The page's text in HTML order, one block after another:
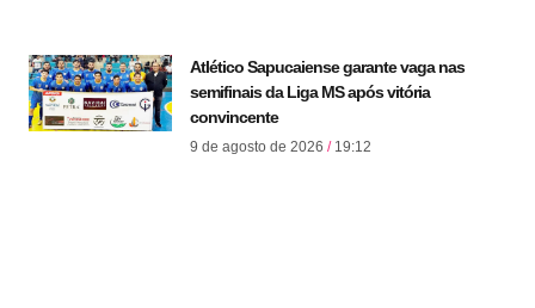
Atlético Sapucaiense garante vaga nas
semifinais da Liga MS após vitória
convincente
9 de agosto de 2026 19:12